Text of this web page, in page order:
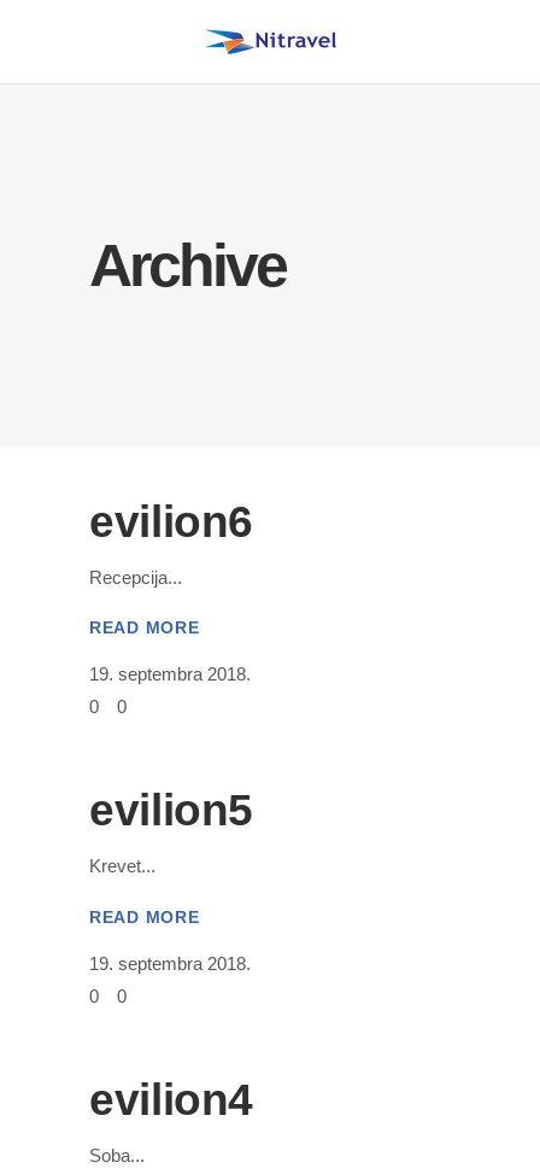
Archive
evilion6
Recepcija
READ MORE
19. septembra 2018.
0
0
evilion5
Krevet
READ MORE
19. septembra 2018.
0
0
evilion4
Soba